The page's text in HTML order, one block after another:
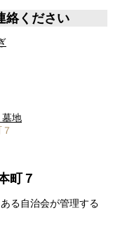
絡ください
墓地
町７
る自治会が管理する